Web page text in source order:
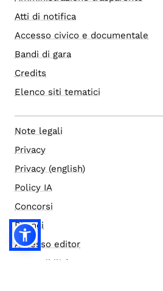
Atti di notifica
Accesso civico e documentale
Bandi di gara
Credits
Elenco siti tematici
Note legali
Privacy
Privacy (english)
Policy IA
Concorsi
Bilanci
Accesso editor
Accessibilità